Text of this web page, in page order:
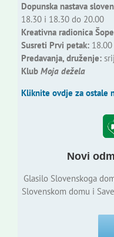
Dopunska nastava
18.30 i 18.30 do 20.00
Kreativna radionica
Susreti Prvi petak:18.00
Predavanja, druženje:
Klub Moja dežela
Kliknite ovdje za ostale
Novi
Glasilo Slovenskoga
Slovenskom domu i